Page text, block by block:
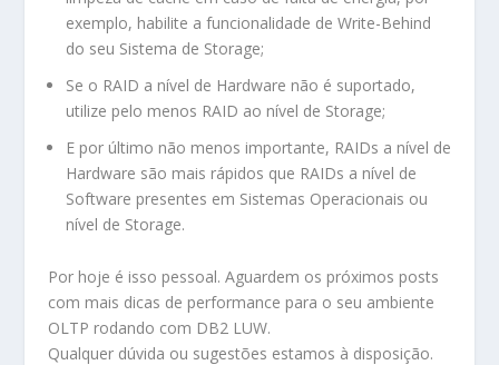
exemplo, habilite a funcionalidade de Write-Behind
do seu Sistema de Storage;
Se o RAID a nível de Hardware não é suportado,
utilize pelo menos RAID ao nível de Storage;
E por último não menos importante, RAIDs a nível de
Hardware são mais rápidos que RAIDs a nível de
Software presentes em Sistemas Operacionais ou
nível de Storage.
Por hoje é isso pessoal. Aguardem os próximos posts
com mais dicas de performance para o seu ambiente
OLTP rodando com DB2 LUW.
Qualquer dúvida ou sugestões estamos à disposição.